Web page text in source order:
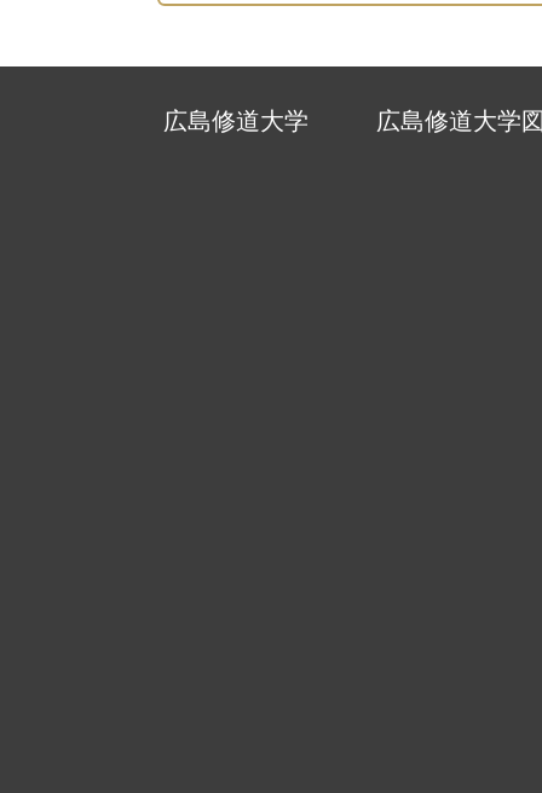
広島修道大学 広島修道大学